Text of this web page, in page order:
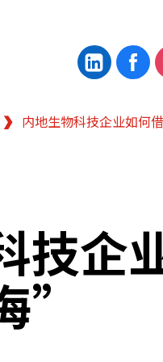
内地生物科技企业如何
技企
”